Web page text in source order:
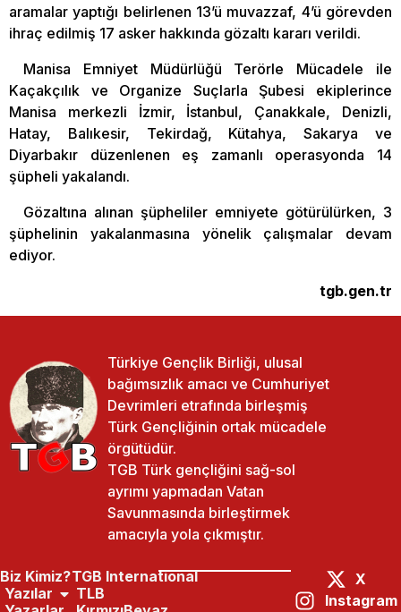
aramalar yaptığı belirlenen 13’ü muvazzaf, 4’ü görevden
ihraç edilmiş 17 asker hakkında gözaltı kararı verildi.
Manisa Emniyet Müdürlüğü Terörle Mücadele ile
Kaçakçılık ve Organize Suçlarla Şubesi ekiplerince
Manisa merkezli İzmir, İstanbul, Çanakkale, Denizli,
Hatay, Balıkesir, Tekirdağ, Kütahya, Sakarya ve
Diyarbakır düzenlenen eş zamanlı operasyonda 14
şüpheli yakalandı.
Gözaltına alınan şüpheliler emniyete götürülürken, 3
şüphelinin yakalanmasına yönelik çalışmalar devam
ediyor.
tgb.gen.tr
Türkiye Gençlik Birliği, ulusal
bağımsızlık amacı ve Cumhuriyet
Devrimleri etrafında birleşmiş
Türk Gençliğinin ortak mücadele
örgütüdür.
TGB Türk gençliğini sağ-sol
ayrımı yapmadan Vatan
Savunmasında birleştirmek
amacıyla yola çıkmıştır.
Biz Kimiz?
Yazılar
TGB International
TLB
X
Instagram